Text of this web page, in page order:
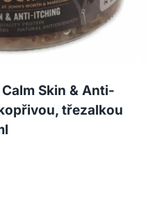
Skin & Anti-
třezalkou